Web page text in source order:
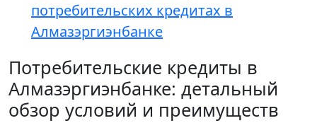
потребительских кредитах в
Алмазэргиэнбанке
Потребительские кредиты в
Алмазэргиэнбанке: детальный
обзор условий и преимуществ